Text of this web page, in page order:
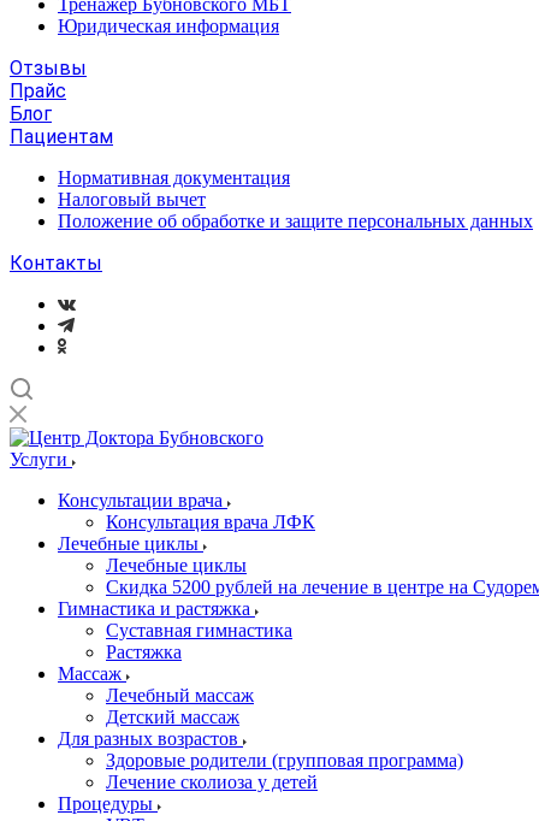
Тренажер Бубновского МБТ
Юридическая информация
Отзывы
Прайс
Блог
Пациентам
Нормативная документация
Налоговый вычет
Положение об обработке и защите персональных данных
Контакты
Услуги
Консультации врача
Консультация врача ЛФК
Лечебные циклы
Лечебные циклы
Скидка 5200 рублей на лечение в центре на
Гимнастика и растяжка
Суставная гимнастика
Растяжка
Массаж
Лечебный массаж
Детский массаж
Для разных возрастов
Здоровые родители (групповая программа)
Лечение сколиоза у детей
Процедуры